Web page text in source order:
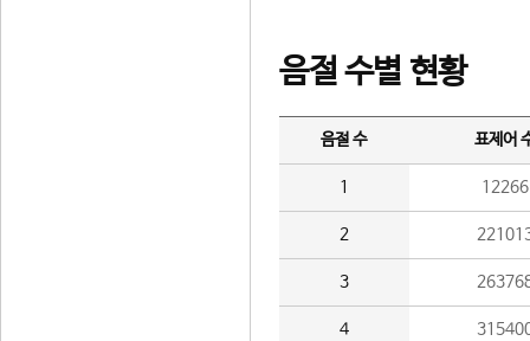
음절 수별 현황
음절 수 표제어
1 12266
2
3
4